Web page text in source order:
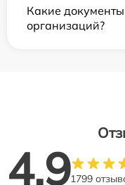
Какие
организаций?
4.91799